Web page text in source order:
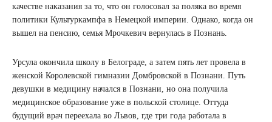
качестве наказания за то, что он голосовал за поляка во время
политики Культуркампфа в Немецкой империи. Однако, когда он
вышел на пенсию, семья Мрочкевич вернулась в Познань.
Урсула окончила школу в Белограде, а затем пять лет провела в
женской Королевской гимназии Домбровской в ​​Познани. Путь
девушки в медицину начался в Познани, но она получила
медицинское образование уже в польской столице. Оттуда
будущий врач переехала во Львов, где три года работала в